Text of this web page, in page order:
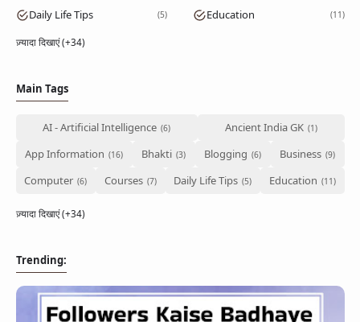
Daily Life Tips 5 Education 11
ज़्यादा दिखाएं (+34)
Main Tags
AI - Artificial Intelligence
Ancient India GK
App Information
Bhakti Blogging
Business
Computer
Courses Daily Life Tips Education
ज़्यादा दिखाएं (+34)
Trending: